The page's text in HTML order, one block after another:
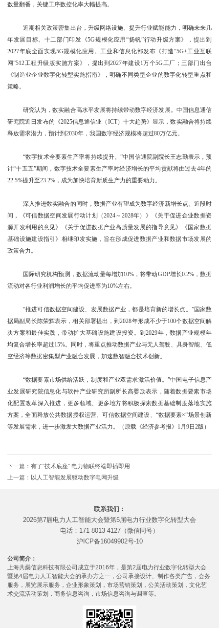
数量翻番，关键工序数控化率大幅提高。
近期相关政策密集出台，升级网络设施、提升行业赋能能力，明确未来几
年发展目标。十二部门印发《5G规模化应用“扬帆”行动升级方案》，提出到
2027年底全面实现5G规模化应用。工业和信息化部发布《打造“5G+工业互联
网”512工程升级版实施方案》，提出到2027年建设1万个5G工厂；三部门出台
《制造业企业数字化转型实施指南》，明确不同类型企业的数字化转型重点和
策略。
研究认为，数实融合高水平发展将持续带动数字经济发展。中国信息通信
研究院近日发布的《2025信息通信业（ICT）十大趋势》显示，数实融合将持续
释放需求潜力，预计到2030年，我国数字经济规模将超过80万亿元。
“数字技术全要素生产率将持续提升。”中国信通院副院长王志勤表示，预
计“十五五”期间，数字技术全要素生产率对经济增长的平均贡献将由过去4年的
22.5%提升至23.2%，成为加快培育新质生产力的重要动力。
深入推进数实融合的同时，数据产业有望成为数字经济新增长点。近段时
间，《可信数据空间发展行动计划（2024～2028年）》《关于促进企业数据资
源开发利用的意见》《关于促进数据产业高质量发展的指导意见》《国家数据
基础设施建设指引》相继印发实施，旨在形成促进数据产业和数据市场发展的
政策合力。
国际研究机构预测，数据流动量每增加10%，将带动GDP增长0.2%，数据
流动对各行业利润增长的平均促进率为10%左右。
“推进可信数据空间建设、发展数据产业，都是培育新的增长点。”国家数
据局副局长陈荣辉表示，相关部署提出，到2028年形成不少于100个数据空间解
决方案和最佳实践，带动扩大基础设施建设投资。到2029年，数据产业规模年
均复合增长率超过15%。同时，将重点推动数据产业与无人驾驶、具身智能、低
空经济等数据密集型产业融合发展，加速数智融合技术创新。
“数据要素市场供给活跃，制度和产业双需求激活价值。”中国电子信息产
业发展研究院信息化与软件产业研究所副所长高婴劢表示，随着数据要素市场
化配置改革深入推进，更多领域、更多地方将积极探索数据基础制度落地实施
方案，全面释放公共数据授权运营、可信数据空间建设、“数据要素×”场景创新
等发展需求，进一步激发大数据产业活力。（原载《经济参考报》1月9日2版）
下一篇： 有了“技术底座” 电力物联终端即插即用
上一篇： 以人工智能发展驱动数字电网升级
联系我们：
2026第7届电力人工智能大会暨第5届电力行业数字化转型大会
电话：171 8013 4127（微信同号）
沪ICP备16049902号-10
公司简介：
上海共燊信息科技有限公司成立于2016年，是第2届电力行业数字化转型大会
暨第4届电力人工智能大会的承办方之一，公司承接设计、制作各类广告，会务
服务，展览展示服务，企业形象策划，市场营销策划，公关活动策划，文化艺
术交流活动策划，商务信息咨询，市场信息咨询与调查等。